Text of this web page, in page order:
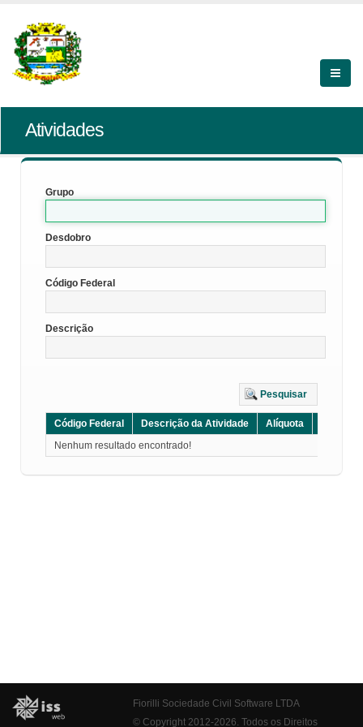
Atividades
Grupo
Desdobro
Código Federal
Descrição
Pesquisar
Código Federal Descrição da Atividade Alíquota
Nenhum resultado encontrado!
Fiorilli Sociedade Civil Software LTDA
© Copyright 2012-2026. Todos os Direitos